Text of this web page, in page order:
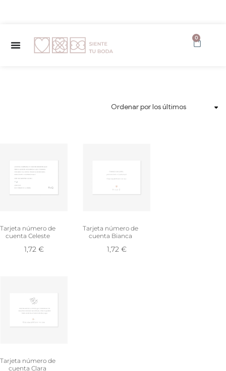
0
Tarjeta número de
cuenta Celeste
1,72 €
Tarjeta número de
cuenta Bianca
1,72 €
Tarjeta número de
cuenta Clara